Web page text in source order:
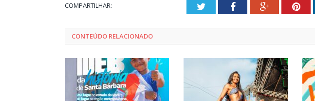
COMPARTILHAR: TwitterFacebookGoogle+
CONTEÚDO RELACIONADO